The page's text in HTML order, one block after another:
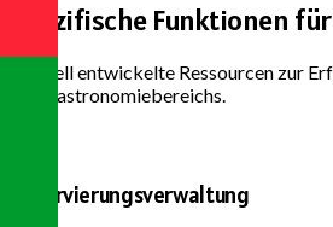
Spezifische Funktionen
Speziell entwickelte Ressourcen zur
des Gastronomiebereichs.
Reservierungsverwaltung